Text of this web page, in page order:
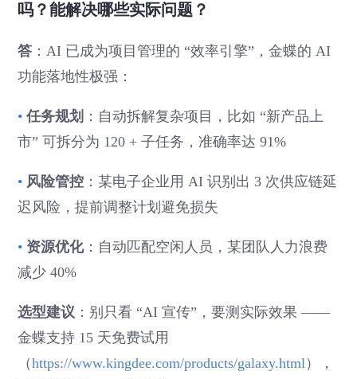
吗？能解决哪些实际问题？
答 ：AI 已成为项目管理的 “效率引擎”，金蝶的 AI
功能落地性极强：
•任务规划 ：自动拆解复杂项目，比如 “新产品上
市” 可拆分为 120 + 子任务，准确率达 91%
• 风险管控 ：某电子企业用 AI 识别出 3 次供应链延
迟风险，提前调整计划避免损失
• 资源优化：自动匹配空闲人员，某团队人力浪费
减少 40%
选型建议 ：别只看 “AI 宣传”，要测实际效果 ——
金蝶支持 15 天免费试用
（https://www.kingdee.com/products/galaxy.html ），